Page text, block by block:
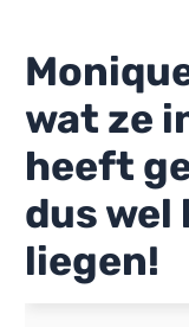
wat ze
heeft
dus wel
liegen!